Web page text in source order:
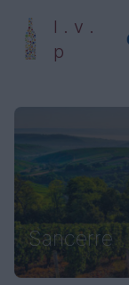
l . v .
p
Sancerre